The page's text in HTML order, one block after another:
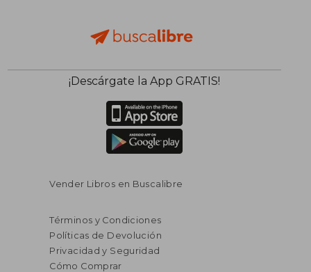
$ 38.63 45%
¡Descárgate la App GRATIS!
Vender Libros en Buscalibre
Términos y Condiciones
Políticas de Devolución
Privacidad y Seguridad
Cómo Comprar